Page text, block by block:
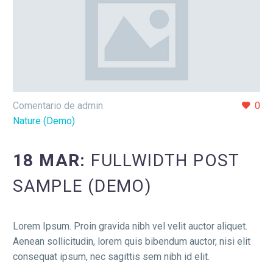
0
Comentario de admin
Nature (Demo)
18 MAR: FULLWIDTH POST
SAMPLE (DEMO)
Lorem Ipsum. Proin gravida nibh vel velit auctor aliquet.
Aenean sollicitudin, lorem quis bibendum auctor, nisi elit
consequat ipsum, nec sagittis sem nibh id elit.